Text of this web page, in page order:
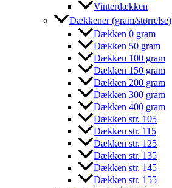
Vinterdækken
Dækkener (gram/størrelse)
Dækken 0 gram
Dækken 50 gram
Dækken 100 gram
Dækken 150 gram
Dækken 200 gram
Dækken 300 gram
Dækken 400 gram
Dækken str. 105
Dækken str. 115
Dækken str. 125
Dækken str. 135
Dækken str. 145
Dækken str. 155